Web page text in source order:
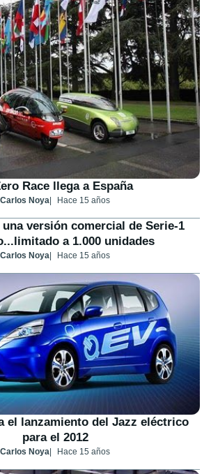
Race llega a España
Carlos Noya Hace 15 años
una versión comercial de Serie-1
a 1.000 unidades
Carlos Noya Hace 15 años
el lanzamiento del Jazz eléctrico
para el 2012
Carlos Noya Hace 15 años